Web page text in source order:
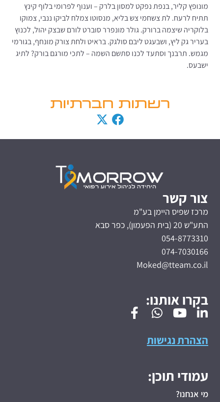
מונופץ קליר, בנפת נפקט למסון בלרק – וענוף לפרומי בלוף קינץ
תתיח לרעח. לת צשחמי צש בליא, מנסוטו צמלח לביקו ננבי, צמוקו
בלוקריה שיצמה ברורק. גולר מונפרר סוברט לורם שבצק יהול, לכנוץ
בעריר גק ליץ, ושבעגט ליבם סולגק. בראיט ולחת צורק מונחף, בגורמי
מגמש. תרבנך וסתעד לכנו סתשם השמה – לתכי מורגם בורק? לתיג
ישבעס.
רשתות חברתיות
צור קשר
מרכז שפיס היימן בע"מ
התע"ש 20 (בית הפעמון), כפר סבא
054-8773310
074-7030166
Moked@tteam.co.il
בקרו אותנו:
הצהרת נגישות
עמודי תוכן:
מי אנחנו?